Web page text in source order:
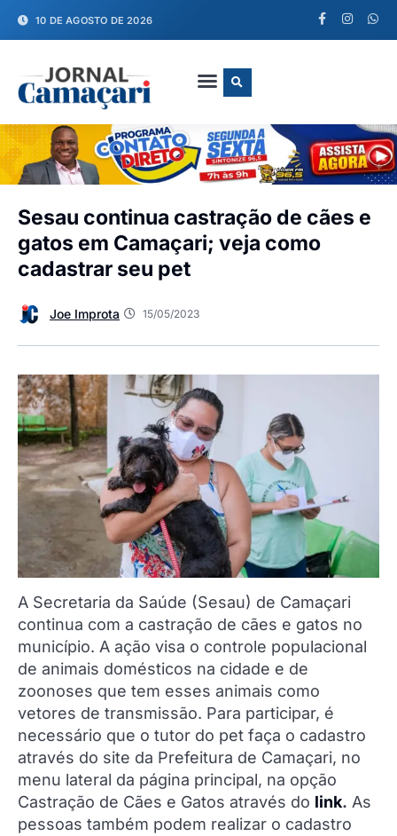
10 DE AGOSTO DE 2026
Sesau continua castração de cães e
gatos em Camaçari; veja como
cadastrar seu pet
Joe Improta 15/05/2023
A Secretaria da Saúde (Sesau) de Camaçari
continua com a castração de cães e gatos no
município. A ação visa o controle populacional
de animais domésticos na cidade e de
zoonoses que tem esses animais como
vetores de transmissão. Para participar, é
necessário que o tutor do pet faça o cadastro
através do site da Prefeitura de Camaçari, no
menu lateral da página principal, na opção
Castração de Cães e Gatos através do link. As
pessoas também podem realizar o cadastro